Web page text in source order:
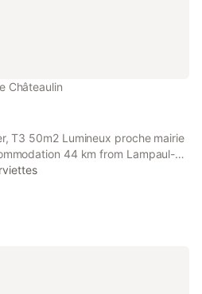
Châteaulin
T3 50m2 Lumineux proche mairie
44 km from Lampaul-
km from Saint-Thégonnec Parish